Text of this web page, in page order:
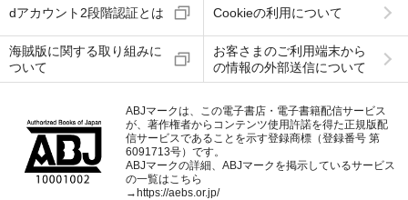
dアカウント2段階認証とは Cookieの利用について
海賊版に関する取り組みに
ついて
お客さまのご利用端末から
の情報の外部送信について
ABJマークは、この電子書店・電子書籍配信サービス
が、著作権者からコンテンツ使用許諾を得た正規版配
信サービスであることを示す登録商標（登録番号 第
6091713号）です。
ABJマークの詳細、ABJマークを掲示しているサービス
の一覧はこちら
→https://aebs.or.jp/